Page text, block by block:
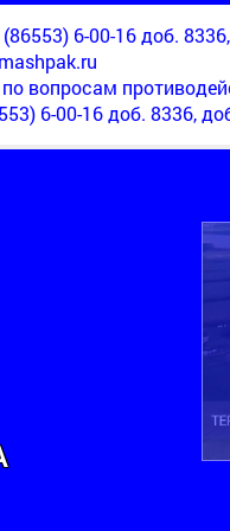
6-00-16 доб.
вопросам
6-00-16 доб. 8336,